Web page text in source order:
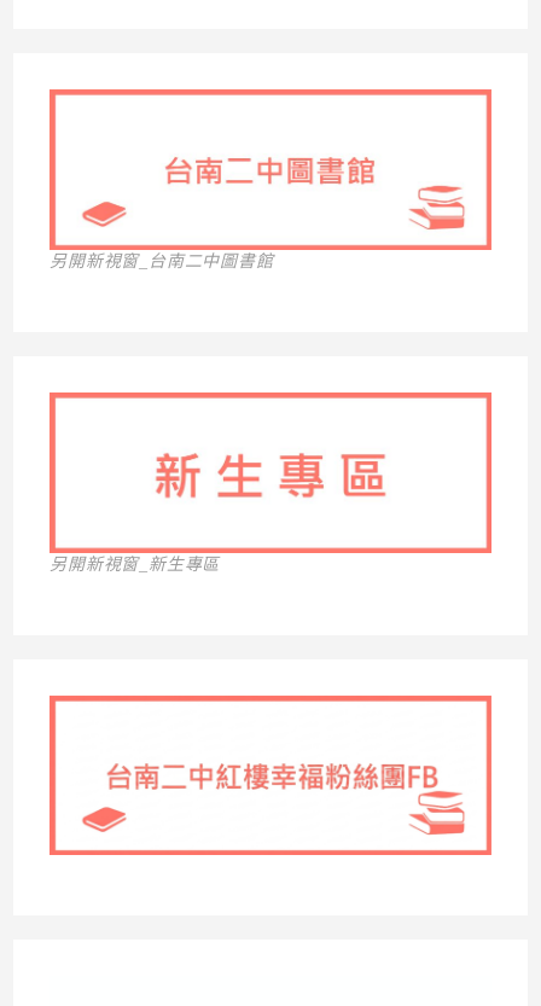
另開新視窗_台南二中圖書館
另開新視窗_新生專區